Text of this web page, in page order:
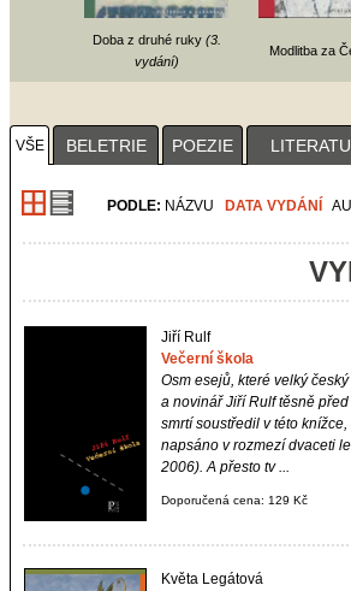
Doba z druhé ruky (3.
vydání)
Modlitba za
VŠE
BELETRIE POEZIE
PODLE: NÁZVU DATA VYDÁNÍ
Jiří Rulf
Večerní škola
Osm esejů, které velký
a novinář Jiří Rulf těsně
smrtí soustředil v této knížce,
napsáno v rozmezí dvaceti
2006). A přesto tv ...
Doporučená cena: 129 Kč
Květa Legátová